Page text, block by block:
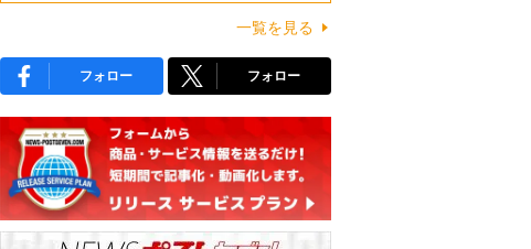
一覧を見る
フォロー フォロー